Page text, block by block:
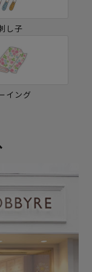
し子
イング